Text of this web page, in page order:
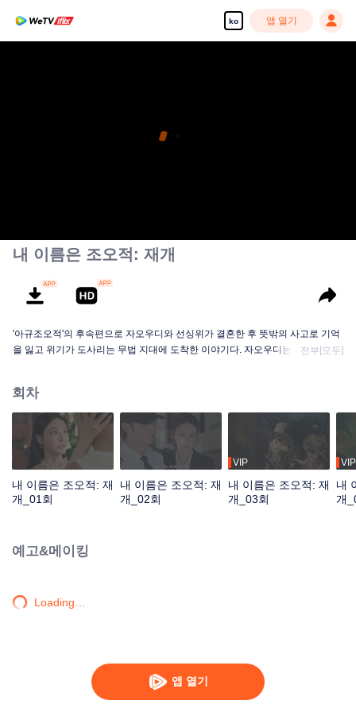
ko 앱 열기
앱 열기
내 이름은 조오적: 재개
'아규조오적'의 후속편으로 자오우디와 선싱위가 결혼한 후 뜻밖의 사고로 기억
을 잃고 위기가 도사리는 무법 지대에 도착한 이야기다. 자오우디는 그곳에서
전부[모두]
회차
내 이름은 조오적: 재
개_01회
내 이름은 조오적: 재
개_02회
VIP
내 이름은 조오적: 재
개_03회
VIP
내
개
예고&메이킹
Loading…